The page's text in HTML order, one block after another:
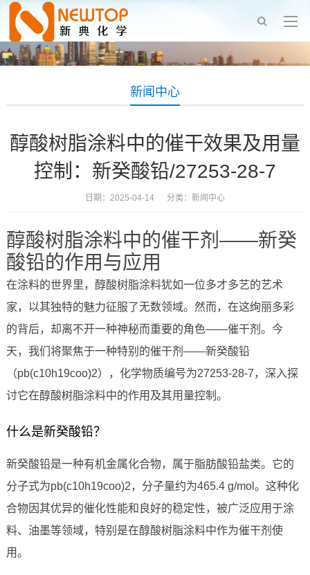
新闻中心
醇酸树脂涂料中的催干效果及用量
控制：新癸酸铅/27253-28-7
日期：2025-04-14 分类： 新闻中心
醇酸树脂涂料中的催干剂——新癸
酸铅的作用与应用
在涂料的世界里，醇酸树脂涂料犹如一位多才多艺的艺术
家，以其独特的魅力征服了无数领域。然而，在这绚丽多彩
的背后，却离不开一种神秘而重要的角色——催干剂。今
天，我们将聚焦于一种特别的催干剂——新癸酸铅
（pb(c10h19coo)2），化学物质编号为27253-28-7，深入探
讨它在醇酸树脂涂料中的作用及其用量控制。
什么是新癸酸铅？
新癸酸铅是一种有机金属化合物，属于脂肪酸铅盐类。它的
分子式为pb(c10h19coo)2，分子量约为465.4 g/mol。这种化
合物因其优异的催化性能和良好的稳定性，被广泛应用于涂
料、油墨等领域，特别是在醇酸树脂涂料中作为催干剂使
用。